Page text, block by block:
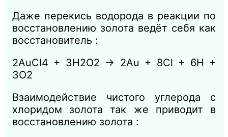
Даже перекись водорода в реакции по
восстановлению золота ведёт себя как
восстановитель :
2AuCl4 + 3H2O2 → 2Au + 8Cl + 6H +
3O2
Взаимодействие чистого углерода с
хлоридом золота так же приводит в
восстановлению золота :